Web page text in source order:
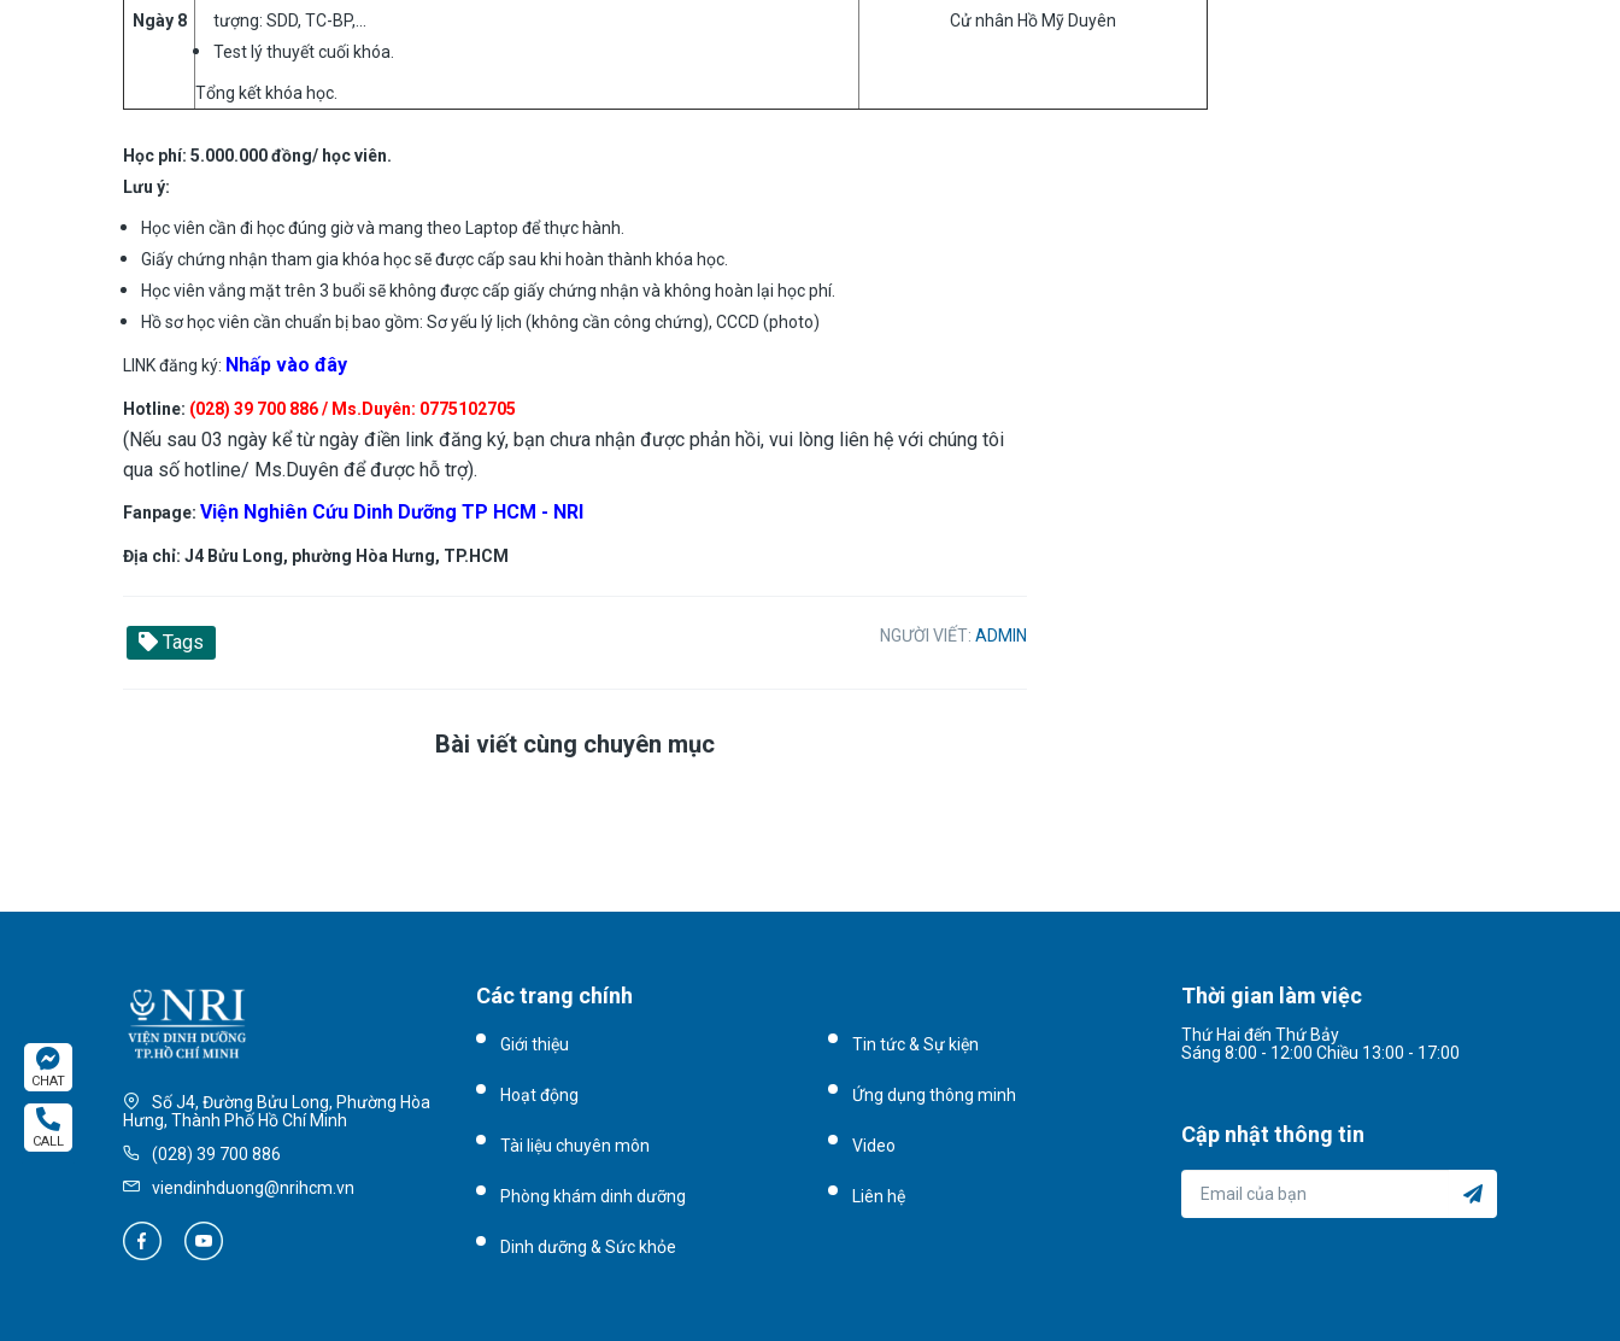
Ngày 8
tượng: SDD, TC-BP,...
Test lý thuyết cuối khóa.
Tổng kết khóa học.
Cử nhân Hồ Mỹ Duyên
Học phí: 5.000.000 đồng/ học viên.
Lưu ý:
Học viên cần đi học đúng giờ và mang theo Laptop để thực hành.
Giấy chứng nhận tham gia khóa học sẽ được cấp sau khi hoàn thành khóa học.
Học viên vắng mặt trên 3 buổi sẽ không được cấp giấy chứng nhận và không hoàn lại học phí.
Hồ sơ học viên cần chuẩn bị bao gồm: Sơ yếu lý lịch (không cần công chứng), CCCD (photo)
LINK đăng ký: Nhấp vào đây
Hotline: (028) 39 700 886 / Ms.Duyên: 0775102705
(Nếu sau 03 ngày kể từ ngày điền link đăng ký, bạn chưa nhận được phản hồi, vui lòng liên hệ với chúng tôi
qua số hotline/ Ms.Duyên để được hỗ trợ).
Fanpage: Viện Nghiên Cứu Dinh Dưỡng TP HCM - NRI
Địa chỉ: J4 Bửu Long, phường Hòa Hưng, TP.HCM
Tags NGƯỜI VIẾT: ADMIN
Bài viết cùng chuyên mục
CHAT
CALL
Số J4, Đường Bửu Long, Phường Hòa
Hưng, Thành Phố Hồ Chí Minh
(028) 39 700 886
viendinhduong@nrihcm.vn
Tin tức & Sự kiện
Ứng dụng thông minh
Video
Liên hệ
Các trang chính
Giới thiệu
Hoạt động
Tài liệu chuyên môn
Phòng khám dinh dưỡng
Dinh dưỡng & Sức khỏe
Thời gian làm việc
Thứ Hai đến Thứ Bảy
Sáng 8:00 - 12:00 Chiều 13:00 - 17:00
Cập nhật thông tin